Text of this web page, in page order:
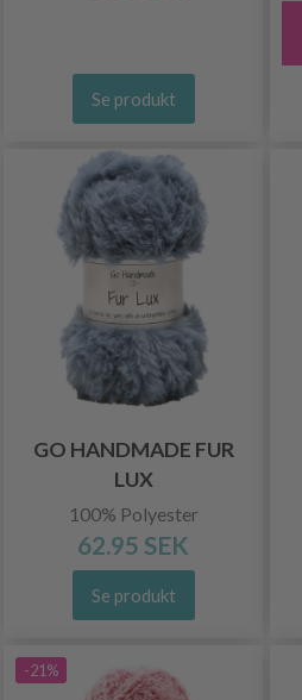
Se produkt
GO HANDMADE FUR
LUX
100% Polyester
62.95 SEK
Se produkt
-21%